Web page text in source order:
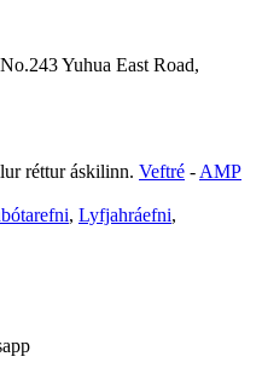
Yuhua East Road,
réttur áskilinn. Veftré - AMP
, Lyfjahráefni,